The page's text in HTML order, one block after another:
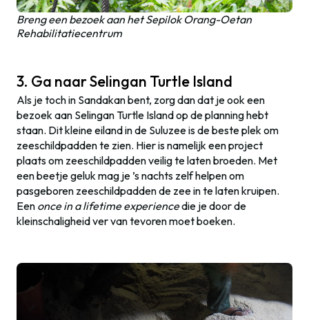
Breng een bezoek aan het Sepilok Orang-Oetan
Rehabilitatiecentrum
3. Ga naar Selingan Turtle Island
Als je toch in Sandakan bent, zorg dan dat je ook een
bezoek aan Selingan Turtle Island op de planning hebt
staan. Dit kleine eiland in de Suluzee is de beste plek om
zeeschildpadden te zien. Hier is namelijk een project
plaats om zeeschildpadden veilig te laten broeden. Met
een beetje geluk mag je ’s nachts zelf helpen om
pasgeboren zeeschildpadden de zee in te laten kruipen.
Een once in a lifetime experiencedie je door de
kleinschaligheid ver van tevoren moet boeken.